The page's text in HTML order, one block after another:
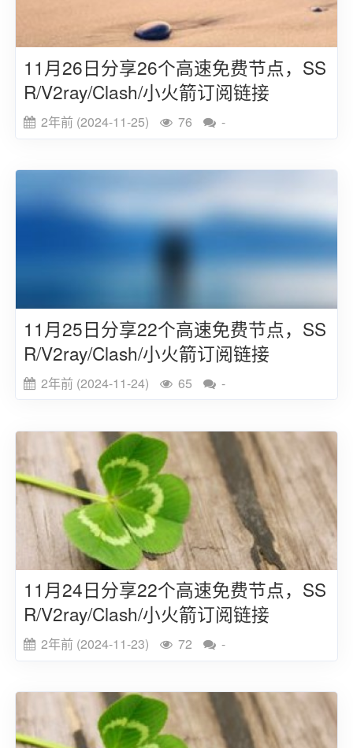
11月26日分享26个高速免费节点，SS
R/V2ray/Clash/小火箭订阅链接
2年前 (2024-11-25) 76 -
11月25日分享22个高速免费节点，SS
R/V2ray/Clash/小火箭订阅链接
2年前 (2024-11-24) 65 -
11月24日分享22个高速免费节点，SS
R/V2ray/Clash/小火箭订阅链接
2年前 (2024-11-23) 72 -